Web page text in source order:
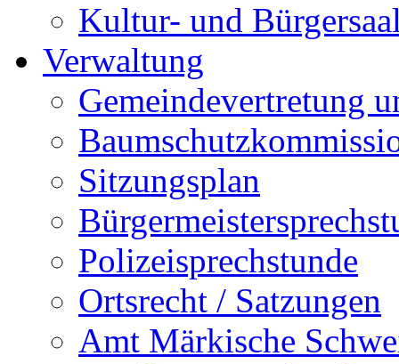
Kultur- und
Verwaltung
Gemeindevertretung
Sitzungsplan
Polizeisprechstunde
Ortsrecht / Satzungen
Amt Märkische